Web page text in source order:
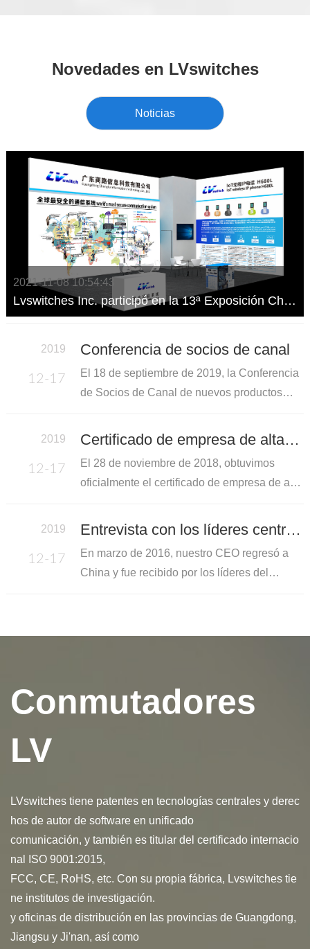
Novedades en LVswitches
Noticias
2021-11-08 10:54:43
Lvswitches Inc. participó en la 13ª Exposición China-Noreste Asiático
2019
12-17
Conferencia de socios de canal
El 18 de septiembre de 2019, la Conferencia
de Socios de Canal de nuevos productos
conferencia se centra en tres series de
productos: "conmutador de voz, puerta de
enlace y telé
2019
12-17
Certificado de empresa de alta tecnología
El 28 de noviembre de 2018, obtuvimos
oficialmente el certificado de empresa de alta
capacidad de innovación independiente, I+D
ha sido
2019
12-17
Entrevista con los líderes centrales
En marzo de 2016, nuestro CEO regresó a
China y fue recibido por los líderes del
Conmutadores
LV
LVswitches tiene patentes en tecnologías centrales y derec
hos de autor de software en unificado
comunicación, y también es titular del certificado internacio
nal ISO 9001:2015,
FCC, CE, RoHS, etc. Con su propia fábrica, Lvswitches tie
ne institutos de investigación.
y oficinas de distribución en las provincias de Guangdong,
Jiangsu y Ji'nan, así como